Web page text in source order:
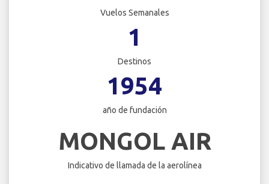
Vuelos Semanales
1
Destinos
1954
año de fundación
MONGOL AIR
Indicativo de llamada de la aerolínea